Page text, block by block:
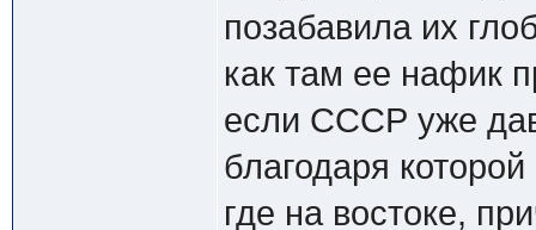
позабавила их
как там ее нафик
если СССР уже
благодаря
где на востоке,